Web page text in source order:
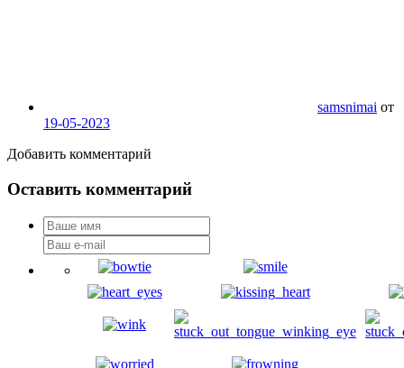
samsnimai от
19-05-2023
Добавить комментарий
Оставить комментарий